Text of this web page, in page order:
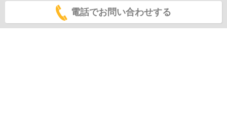
電話でお問い合わせする